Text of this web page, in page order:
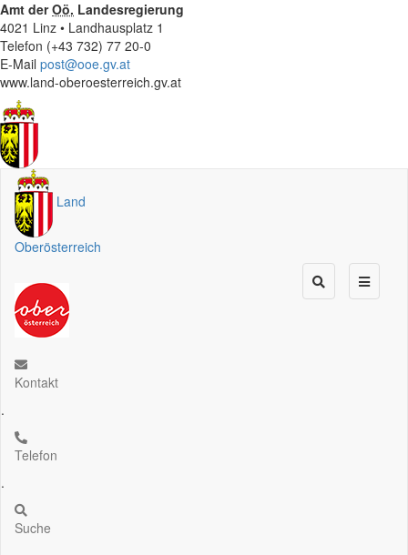
Amt derOö. Landesregierung
4021 Linz • Landhausplatz 1
Telefon (+43 732) 77 20-0
E-Mail post@ooe.gv.at
www.land-oberoesterreich.gv.at
Land
Oberösterreich
Kontakt
.
Telefon
.
Suche